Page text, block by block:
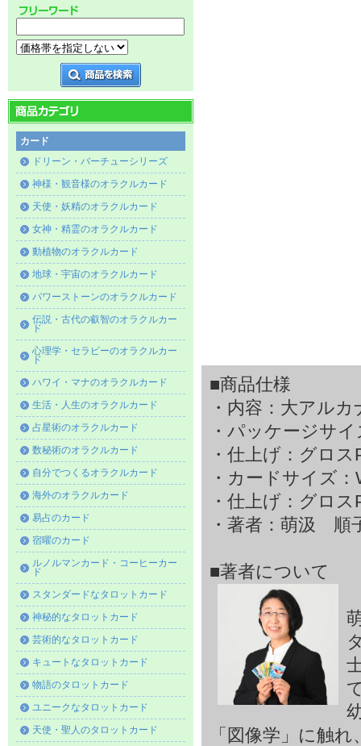
カード
ドリーン・バーチューシリーズ
神様・観音様のオラクルカード
天使・妖精のオラクルカード
女神・精霊のオラクルカード
動植物のオラクルカード
地球・宇宙のオラクルカード
パワーストーンのオラクルカード
伝説・古代の叡智のオラクルカー
ド
心理学・セラピーのオラクルカー
ド
ハワイ・マナのオラクルカード
生活・人生のオラクルカード
占星術のオラクルカード
数秘術のオラクルカード
自分でつくるオラクルカード
海外のオラクルカード
易占のカード
宿曜のカード
ルノルマンカード・コーヒーカー
ド
スタンダードなタロットカード
神秘的なタロットカード
芸術的なタロットカード
キュートなタロットカード
物語のタロットカード
ユニークなタロットカード
天使・聖人のタロットカード
■商品仕様
・内容：大アル
・パッケージサ
・仕上げ：グロス
・カードサイズ
・仕上げ：グロス
・著者：萌汲 順
■著者について
「図像学」に触